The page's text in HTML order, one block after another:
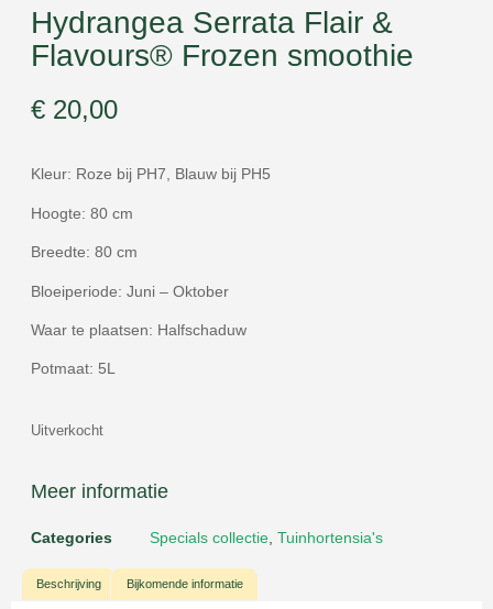
Hydrangea Serrata Flair &
Flavours® Frozen smoothie
€ 20,00
Kleur: Roze bij PH7, Blauw bij PH5
Hoogte: 80 cm
Breedte: 80 cm
Bloeiperiode: Juni – Oktober
Waar te plaatsen: Halfschaduw
Potmaat: 5L
Uitverkocht
Meer informatie
Categories Specials collectie Tuinhortensia's
Beschrijving Bijkomende informatie